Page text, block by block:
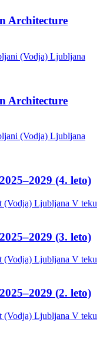
Architecture
(Vodja) Ljubljana
Architecture
(Vodja) Ljubljana
(4. leto)
(Vodja) Ljubljana V teku
(3. leto)
(Vodja) Ljubljana V teku
(2. leto)
(Vodja) Ljubljana V teku